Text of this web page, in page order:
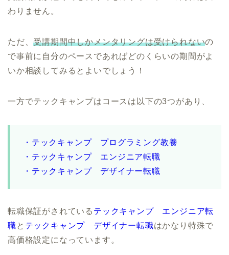
わりません。
ただ、受講期間中しかメンタリングは受けられないの
で事前に自分のペースであればどのくらいの期間がよ
いか相談してみるとよいでしょう！
一方でテックキャンプはコースは以下の3つがあり、
・テックキャンプ プログラミング教養
・テックキャンプ エンジニア転職
・テックキャンプ デザイナー転職
転職保証がされている テックキャンプ エンジニア転
職と テックキャンプ デザイナー転職はかなり特殊で
高価格設定になっています。